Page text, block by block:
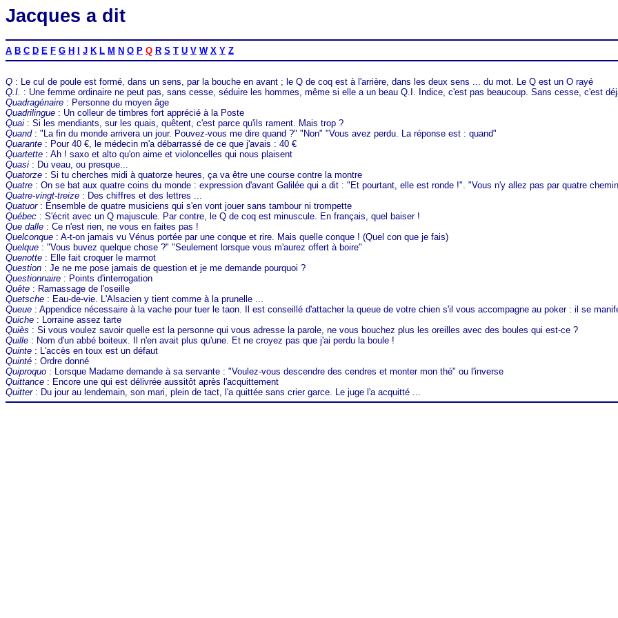
Jacques a dit
A B C D E F G H I J K L M N O P Q R S T U V W X Y Z
Q : Le cul de poule est formé, dans un sens, par la bouche en avant ; le Q de coq est à l'arrière, dans les deux sens ... du mot. Le Q est un O rayé
Q.I. : Une femme ordinaire ne peut pas, sans cesse, séduire les hommes, même si elle a un beau Q.I. Indice, c'est pas beaucoup. Sans cesse, c'est
Quadragénaire : Personne du moyen âge
Quadrilingue : Un colleur de timbres fort apprécié à la Poste
Quai : Si les mendiants, sur les quais, quêtent, c'est parce qu'ils rament. Mais trop ?
Quand: "La fin du monde arrivera un jour. Pouvez-vous me dire quand ?" "Non" "Vous avez perdu. La réponse est : quand"
Quarante : Pour 40 €, le médecin m'a débarrassé de ce que j'avais : 40 €
Quartette : Ah ! saxo et alto qu'on aime et violoncelles qui nous plaisent
Quasi : Du veau, ou presque...
Quatorze : Si tu cherches midi à quatorze heures, ça va être une course contre la montre
Quatre : On se bat aux quatre coins du monde : expression d'avant Galilée qui a dit : "Et pourtant, elle est ronde !". "Vous n'y allez pas par quatre
Quatre-vingt-treize : Des chiffres et des lettres ...
Quatuor: Ensemble de quatre musiciens qui s'en vont jouer sans tambour ni trompette
Québec : S'écrit avec un Q majuscule. Par contre, le Q de coq est minuscule. En français, quel baiser !
Que dalle : Ce n'est rien, ne vous en faites pas !
Quelconque : A-t-on jamais vu Vénus portée par une conque et rire. Mais quelle conque ! (Quel con que je fais)
Quelque : "Vous buvez quelque chose ?" "Seulement lorsque vous m'aurez offert à boire"
Quenotte : Elle fait croquer le marmot
Question : Je ne me pose jamais de question et je me demande pourquoi ?
Questionnaire : Points d'interrogation
Quête : Ramassage de l'oseille
Quetsche : Eau-de-vie. L'Alsacien y tient comme à la prunelle ...
Queue : Appendice nécessaire à la vache pour tuer le taon. Il est conseillé d'attacher la queue de votre chien s'il vous accompagne au poker : il se
Quiche : Lorraine assez tarte
Quiès : Si vous voulez savoir quelle est la personne qui vous adresse la parole, ne vous bouchez plus les oreilles avec des boules qui est-ce ?
Quille : Nom d'un abbé boiteux. Il n'en avait plus qu'une. Et ne croyez pas que j'ai perdu la boule !
Quinte : L'accès en toux est un défaut
Quinté : Ordre donné
Quiproquo : Lorsque Madame demande à sa servante : "Voulez-vous descendre des cendres et monter mon thé" ou l'inverse
Quittance : Encore une qui est délivrée aussitôt après l'acquittement
Quitter: Du jour au lendemain, son mari, plein de tact, l'a quittée sans crier garce. Le juge l'a acquitté ...